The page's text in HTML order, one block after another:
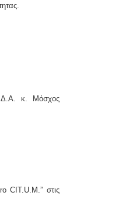
κ. Μόσχος
CIT.U.M.” στις